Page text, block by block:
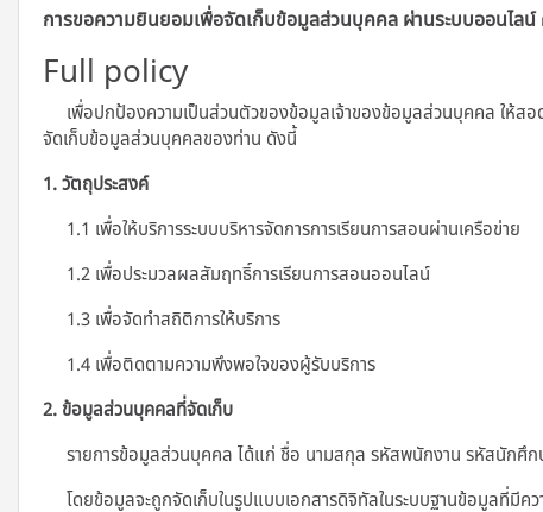
การขอความยินยอมเพื่อจัดเก็บข้อมูลส่วนบุคคล ผ่านระบบออนไลน์
Full policy
เพื่อปกป้องความเป็นส่วนตัวของข้อมูลเจ้าของข้อมูลส่วนบุคคล ให้สอ
จัดเก็บข้อมูลส่วนบุคคลของท่าน ดังนี้
1. วัตถุประสงค์
1.1 เพื่อให้บริการระบบบริหารจัดการการเรียนการสอนผ่านเครือข่าย
1.2 เพื่อประมวลผลสัมฤทธิ์การเรียนการสอนออนไลน์
1.3 เพื่อจัดทำสถิติการให้บริการ
1.4 เพื่อติดตามความพึงพอใจของผู้รับบริการ
2. ข้อมูลส่วนบุคคลที่จัดเก็บ
รายการข้อมูลส่วนบุคคล ได้แก่ ชื่อ นามสกุล รหัสพนักงาน รหัสนักศึกษ
โดยข้อมูลจะถูกจัดเก็บในรูปแบบเอกสารดิจิทัลในระบบฐานข้อมูลที่มีค